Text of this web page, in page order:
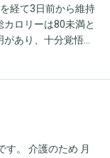
直していたとは言
なのにと思うと、
を思い出せなかっ
容器が目に触れる
っているなどの留
。
ロリーは80未満と
あり、十分覚悟は
でず、目を開けて
どのくらい持つの
ょうか？個人差が
め 月